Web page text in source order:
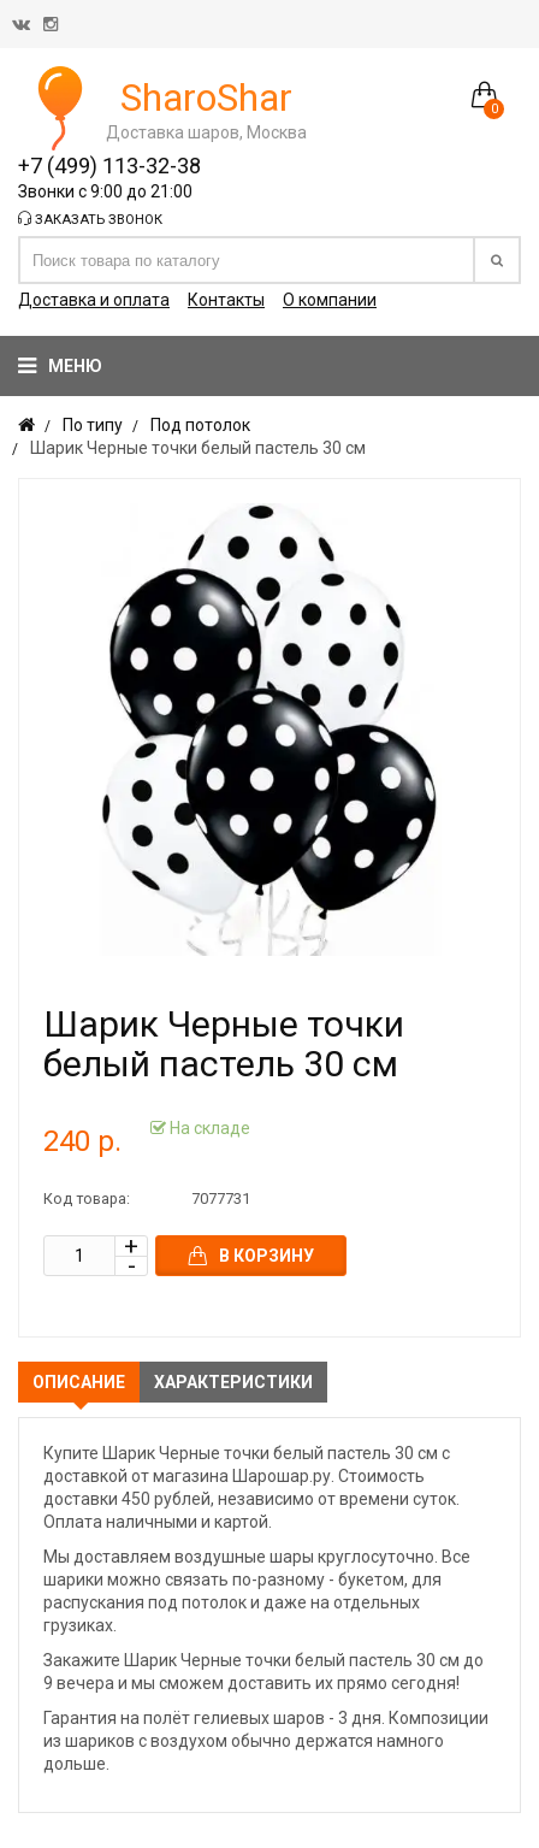
0
SharoShar
Доставка шаров, Москва
+7 (499) 113-32-38
Звонки с 9:00 до 21:00
ЗАКАЗАТЬ ЗВОНОК
Доставка и оплата Контакты О компании
МЕНЮ
По типу
Под потолок
Шарик Черные точки белый пастель 30 см
Шарик Черные точки
белый пастель 30 см
240 р. На складе
Код товара: 7077731
В КОРЗИНУ
ОПИСАНИЕ ХАРАКТЕРИСТИКИ
Купите Шарик Черные точки белый пастель 30 см с
доставкой от магазина Шарошар.ру. Стоимость
доставки 450 рублей, независимо от времени суток.
Оплата наличными и картой.
Мы доставляем воздушные шары круглосуточно. Все
шарики можно связать по-разному - букетом, для
распускания под потолок и даже на отдельных
грузиках.
Закажите Шарик Черные точки белый пастель 30 см до
9 вечера и мы сможем доставить их прямо сегодня!
Гарантия на полёт гелиевых шаров - 3 дня. Композиции
из шариков с воздухом обычно держатся намного
дольше.